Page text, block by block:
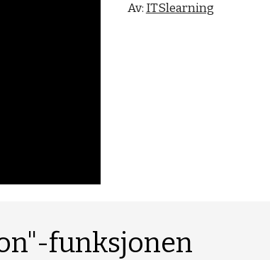
Av: ITSlearning
funksjonen